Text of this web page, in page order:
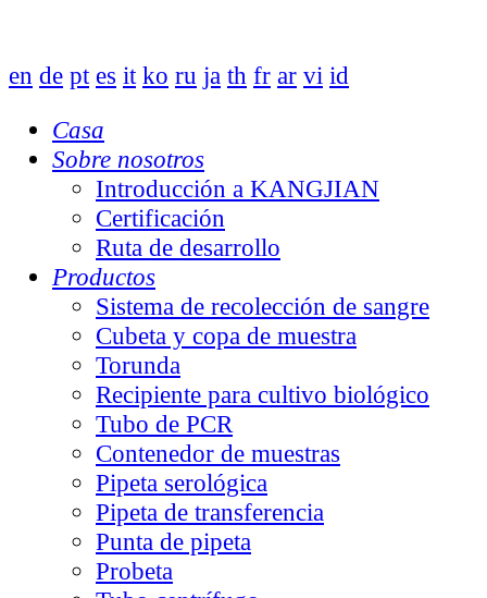
en de pt es it ko ru ja th fr ar vi id
Casa
Sobre nosotros
Introducción a KANGJIAN
Certificación
Ruta de desarrollo
Productos
Sistema de recolección de sangre
Cubeta y copa de muestra
Torunda
Recipiente para cultivo biológico
Tubo de PCR
Contenedor de muestras
Pipeta serológica
Pipeta de transferencia
Punta de pipeta
Probeta